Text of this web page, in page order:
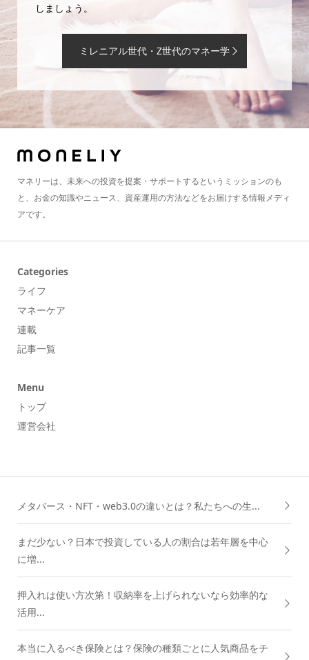
しましょう。
ミレニアル世代・Z世代のマネー学
マネリーは、未来への投資を提案・サポートするというミッションのも
と、お金の知識やニュース、資産運用の方法などをお届けする情報メディ
アです。
Categories
ライフ
マネーケア
連載
記事一覧
Menu
トップ
運営会社
メタバース・NFT・web3.0の違いとは？私たちへの生...
まだ少ない？日本で投資している人の割合は若年層を中心
に増...
押入れは使い方次第！収納率を上げられないなら効率的な
活用...
本当に入るべき保険とは？保険の種類ごとに人気商品をチ